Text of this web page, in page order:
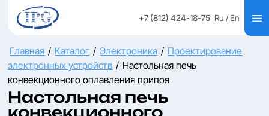
+7 (812) 424-18-75 Ru / En
Главная / Каталог / Электроника / Проектирование
электронных устройств / Настольная печь
конвекционного оплавления припоя
Настольная печь
конвекционного